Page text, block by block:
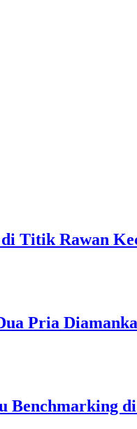
Titik Rawan
Pria
Benchmarking